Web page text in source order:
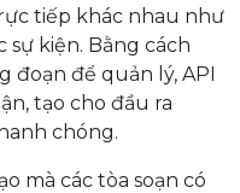
tiếp khác nhau như
sự kiện. Bằng cách
đoạn để quản lý, API
tạo cho đầu ra
chóng.
mà các tòa soạn có